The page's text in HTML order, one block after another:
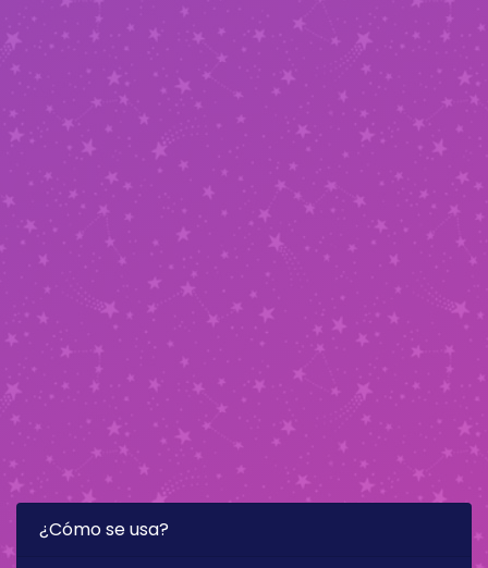
¿Cómo se usa?